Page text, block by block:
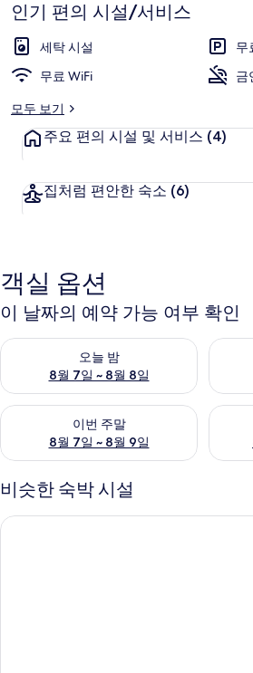
인기 편의 시설/서비스
세탁 시설
무
무료 WiFi
금
모두 보기
주요 편의 시설 및 서비스 (4)
집처럼 편안한 숙소 (6)
객실 옵션
이 날짜의 예약 가능 여부 확인
오늘 밤
8월 7일 ~ 8월 8일
오늘 밤 예약 가능 여부 확인, 8월 7일 ~ 8
내일
이번 주말
8월 7일 ~ 8월 9일
이번 주말 예약 가능 여부 확인, 8월 7일
다음
비슷한 숙박 시설
옐로우스톤 파크 호텔